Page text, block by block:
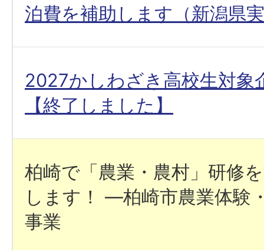
泊費を補助します（新潟県
2027かしわざき高校生対象
【終了しました】
柏崎で「農業・農村」研修
します！ ―柏崎市農業体験
事業